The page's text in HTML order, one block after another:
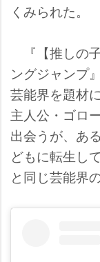
くみられた。
『【推しの
ングジャンプ
芸能界を題材
主人公・ゴロ
出会うが、あ
どもに転生し
と同じ芸能界